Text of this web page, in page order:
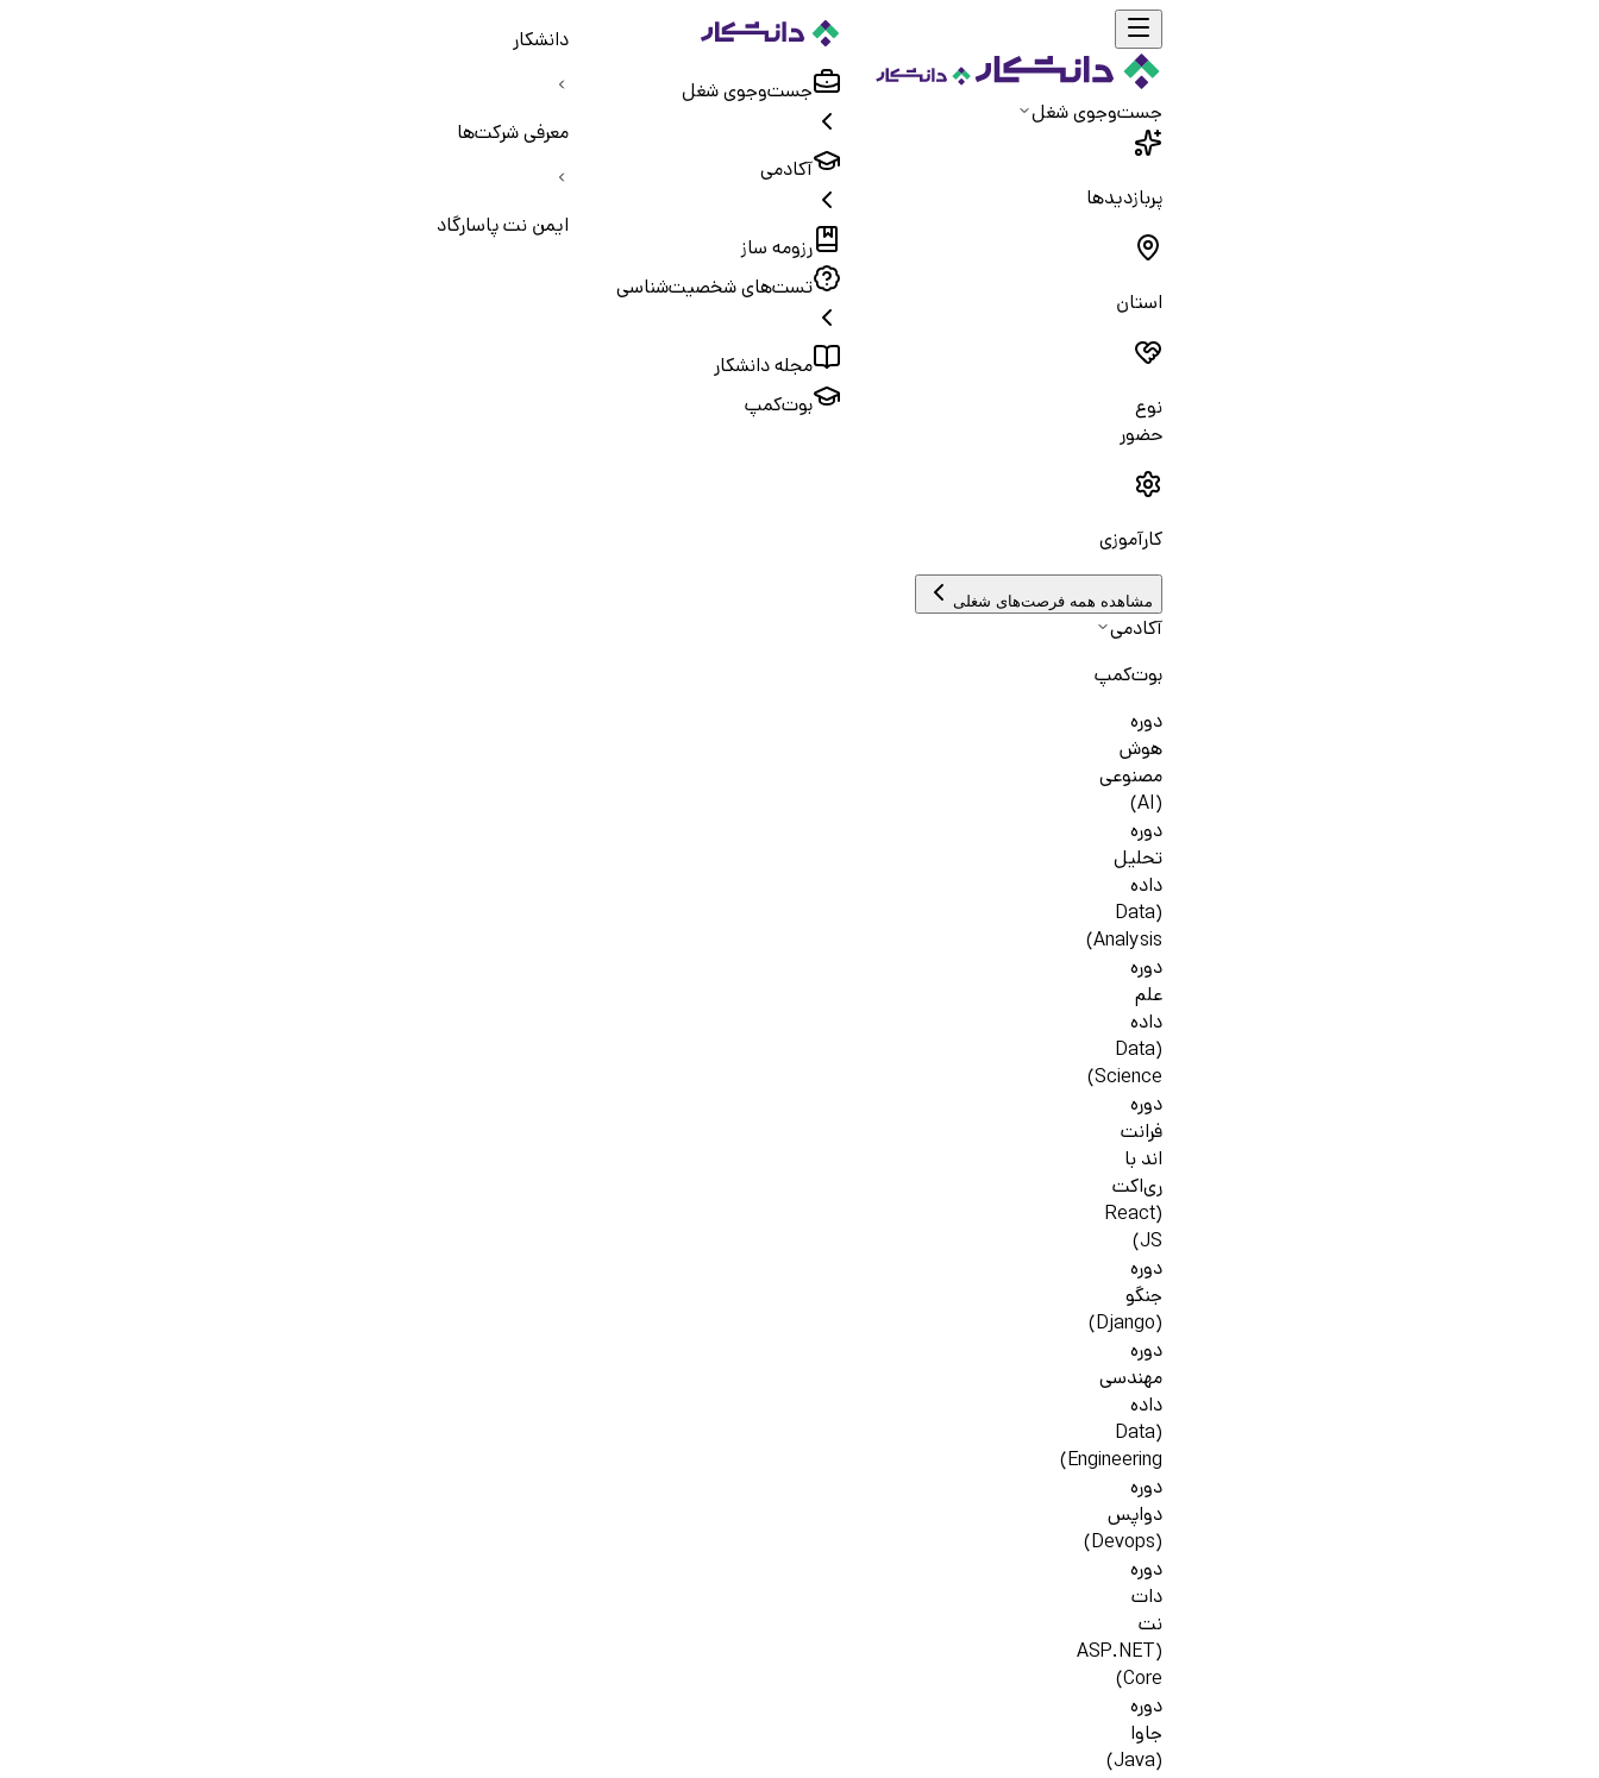
جست‌و‌جوی شغل
پربازدیدها
استان
نوع
حضور
کارآموزی
مشاهده همه فرصت‌های شغلی
آکادمی
بوت‌کمپ
دوره
هوش
مصنوعی
(AI)
دوره
تحلیل
داده
(Data
Analysis)
دوره
علم
داده
(Data
Science)
دوره
فرانت
اند با
ری‌اکت
(React
JS)
دوره
جنگو
(Django)
دوره
مهندسی
داده
(Data
Engineering)
دوره
دواپس
(Devops)
دوره
دات
نت
(ASP.NET
Core)
دوره
جاوا
(Java)
جست‌و‌جوی شغل
آکادمی
رزومه ساز
تست‌های شخصیت‌شناسی
مجله دانشکار
بوت‌کمپ
دانشکار
معرفی شرکت‌ها
ایمن نت پاسارگاد